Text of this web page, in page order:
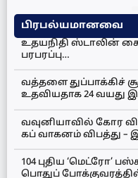
பிரபல்யமானவை
உதயநிதி ஸ்டாலின்
பரபரப்பு…
வத்தளை துப்பாக்கிச்
உதவியதாக 24 வயது
வவுனியாவில் கோர
கப் வாகனம் விபத்து –
104 புதிய ‘மெட்ரோ’
பொதுப்